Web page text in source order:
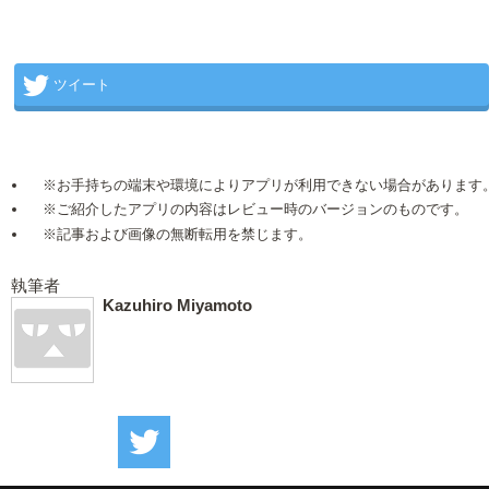
ツイート
※お手持ちの端末や環境によりアプリが利用できない場合があります。
※ご紹介したアプリの内容はレビュー時のバージョンのものです。
※記事および画像の無断転用を禁じます。
執筆者
Kazuhiro Miyamoto